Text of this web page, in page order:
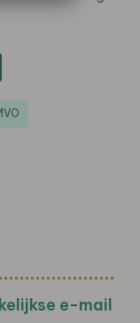
e-mail